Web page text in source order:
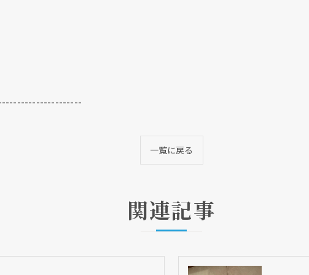
一覧に戻る
関連記事